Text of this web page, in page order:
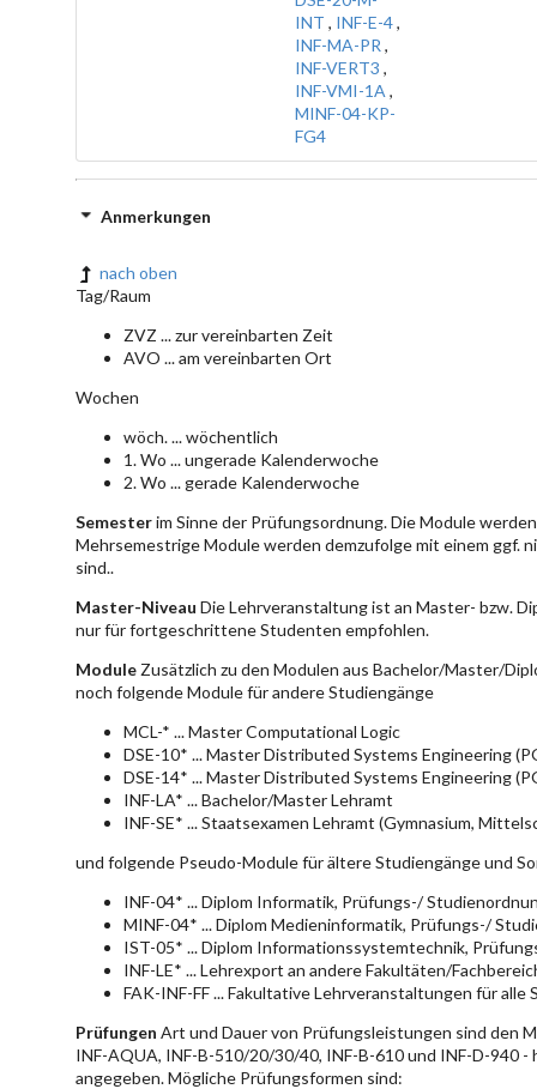
INT , INF-E-4,
INF-MA-PR ,
INF-VERT3 ,
INF-VMI-1A ,
MINF-04-KP-
FG4
Anmerkungen
nach oben
Tag/Raum
ZVZ ... zur vereinbarten Zeit
AVO ... am vereinbarten Ort
Wochen
wöch. ... wöchentlich
1. Wo ... ungerade Kalenderwoche
2. Wo ... gerade Kalenderwoche
Semesterim Sinne der Prüfungsordnung. Die Module
Mehrsemestrige Module werden demzufolge mit einem ggf.
sind..
Master-Niveau Die Lehrveranstaltung ist an Master- bzw.
nur für fortgeschrittene Studenten empfohlen.
Module Zusätzlich zu den Modulen aus Bachelor/Master/
noch folgende Module für andere Studiengänge
MCL-* ... Master Computational Logic
DSE-10* ... Master Distributed Systems Engineering
DSE-14* ... Master Distributed Systems Engineering
INF-LA* ... Bachelor/Master Lehramt
INF-SE* ... Staatsexamen Lehramt (Gymnasium,
und folgende Pseudo-Module für ältere Studiengänge und
INF-04* ... Diplom Informatik, Prüfungs-/
MINF-04* ... Diplom Medieninformatik, Prüfungs-/
IST-05* ... Diplom Informationssystemtechnik,
INF-LE* ... Lehrexport an andere Fakultäten/
FAK-INF-FF ... Fakultative Lehrveranstaltungen für
Prüfungen Art und Dauer von Prüfungsleistungen sind den
INF-AQUA, INF-B-510/20/30/40, INF-B-610 und INF-D-940
angegeben. Mögliche Prüfungsformen sind: